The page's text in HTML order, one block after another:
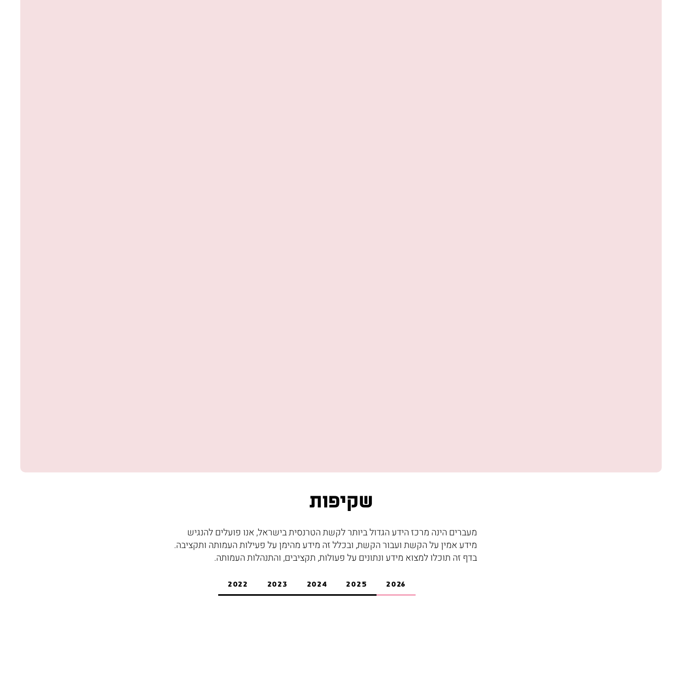
שקיפות
מעברים הינה מרכז הידע הגדול ביותר לקשת הטרנסית בישראל, אנו פועלים להנגיש
מידע אמין על הקשת ועבור הקשת, ובכלל זה מידע מהימן על פעילות העמותה ותקציבה.
בדף זה תוכלו למצוא מידע ונתונים על פעולות, תקציבים, והתנהלות העמותה.
2026
2025
2024
2023
2022